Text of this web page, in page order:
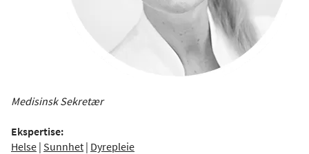
Medisinsk Sekretær
Ekspertise:
Helse | Sunnhet | Dyrepleie